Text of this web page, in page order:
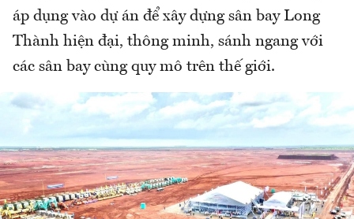
áp dụng vào dự án để xây dựng sân bay Long
Thành hiện đại, thông minh, sánh ngang với
các sân bay cùng quy mô trên thế giới.